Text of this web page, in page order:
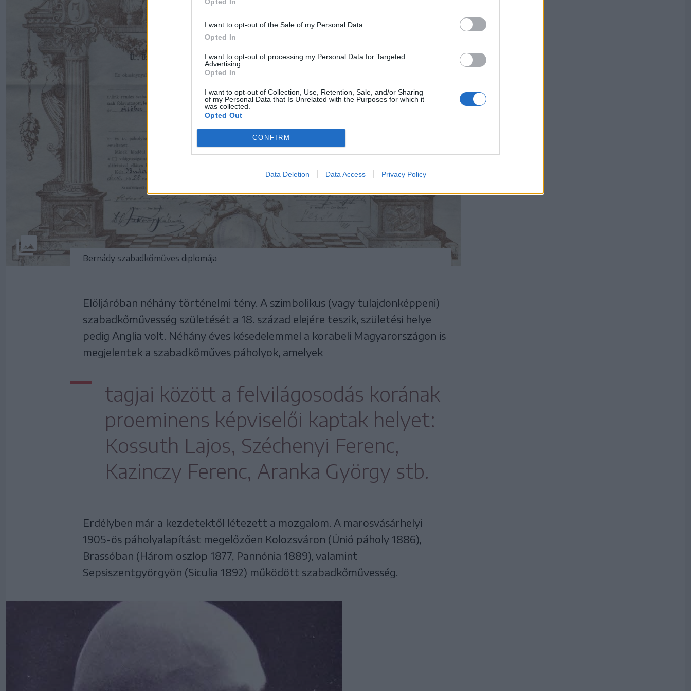
I want to opt-out of the Sale of my Personal Data.
Opted In
I want to opt-out of processing my Personal Data for Targeted
Advertising.
Opted In
I want to opt-out of Collection, Use, Retention, Sale, and/or Sharing
of my Personal Data that Is Unrelated with the Purposes for which it
was collected.
Opted Out
CONFIRM
Data Deletion Data Access Privacy Policy
Bernády szabadkőműves diplomája
Elöljáróban néhány történelmi tény. A szimbolikus (vagy tulajdonképpeni)
szabadkőművesség születését a 18. század elejére teszik, születési helye
pedig Anglia volt. Néhány éves késedelemmel a korabeli Magyarországon is
megjelentek a szabadkőműves páholyok, amelyek
tagjai között a felvilágosodás korának
proeminens képviselői kaptak helyet:
Kossuth Lajos, Széchenyi Ferenc,
Kazinczy Ferenc, Aranka György stb.
Erdélyben már a kezdetektől létezett a mozgalom. A marosvásárhelyi
1905-ös páholyalapítást megelőzően Kolozsváron (Únió páholy 1886),
Brassóban (Három oszlop 1877, Pannónia 1889), valamint
Sepsiszentgyörgyön (Siculia 1892) működött szabadkőművesség.